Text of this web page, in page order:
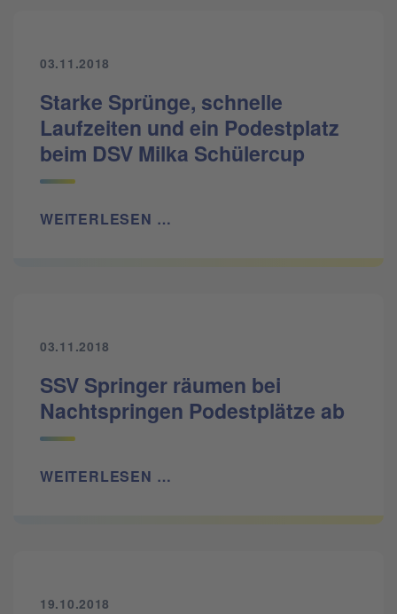
03.11.2018
Starke Sprünge, schnelle
Laufzeiten und ein Podestplatz
beim DSV Milka Schülercup
WEITERLESEN …
03.11.2018
SSV Springer räumen bei
Nachtspringen Podestplätze ab
WEITERLESEN …
19.10.2018